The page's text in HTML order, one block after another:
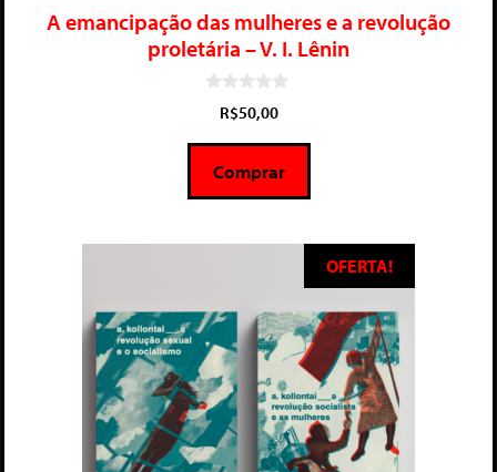
A emancipação das mulheres e a revolução
proletária – V. I. Lênin
5
R$50,00
Comprar
OFERTA!